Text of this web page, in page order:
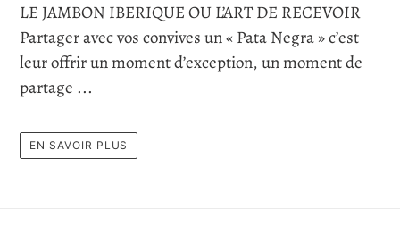
LE JAMBON IBERIQUE OU L’ART DE RECEVOIR
Partager avec vos convives un « Pata Negra » c’est
leur offrir un moment d’exception, un moment de
partage ...
EN SAVOIR PLUS